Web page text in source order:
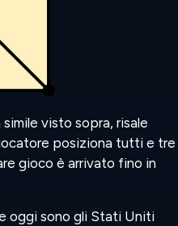
visto sopra, risale
posiziona tutti e tre
gioco è arrivato fino in
oggi sono gli Stati Uniti